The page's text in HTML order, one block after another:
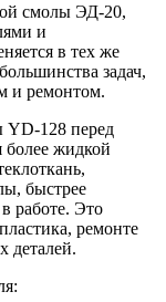
смолы ЭД-20,
и
в тех же
задач,
и ремонтом.
YD-128 перед
более жидкой
быстрее
работе. Это
ремонте
деталей.